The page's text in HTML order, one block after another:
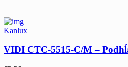
Kanlux
VIDI CTC-5515-C/M –